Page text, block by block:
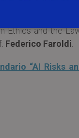
Ethics and the
Federico Faroldi
“AI Risks